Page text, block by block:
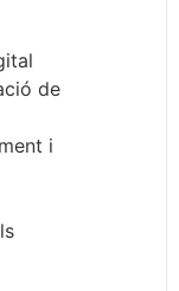
de
i